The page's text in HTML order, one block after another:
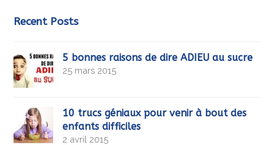
Recent Posts
5 bonnes raisons de dire ADIEU au sucre
25 mars 2015
10 trucs géniaux pour venir à bout des
enfants difficiles
2 avril 2015